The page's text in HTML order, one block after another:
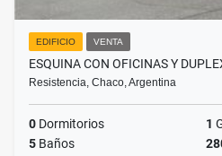
EDIFICIO VENTA
ESQUINA CON OFICINAS Y
Resistencia, Chaco, Argentina
0 Dormitorios 1
5 Baños